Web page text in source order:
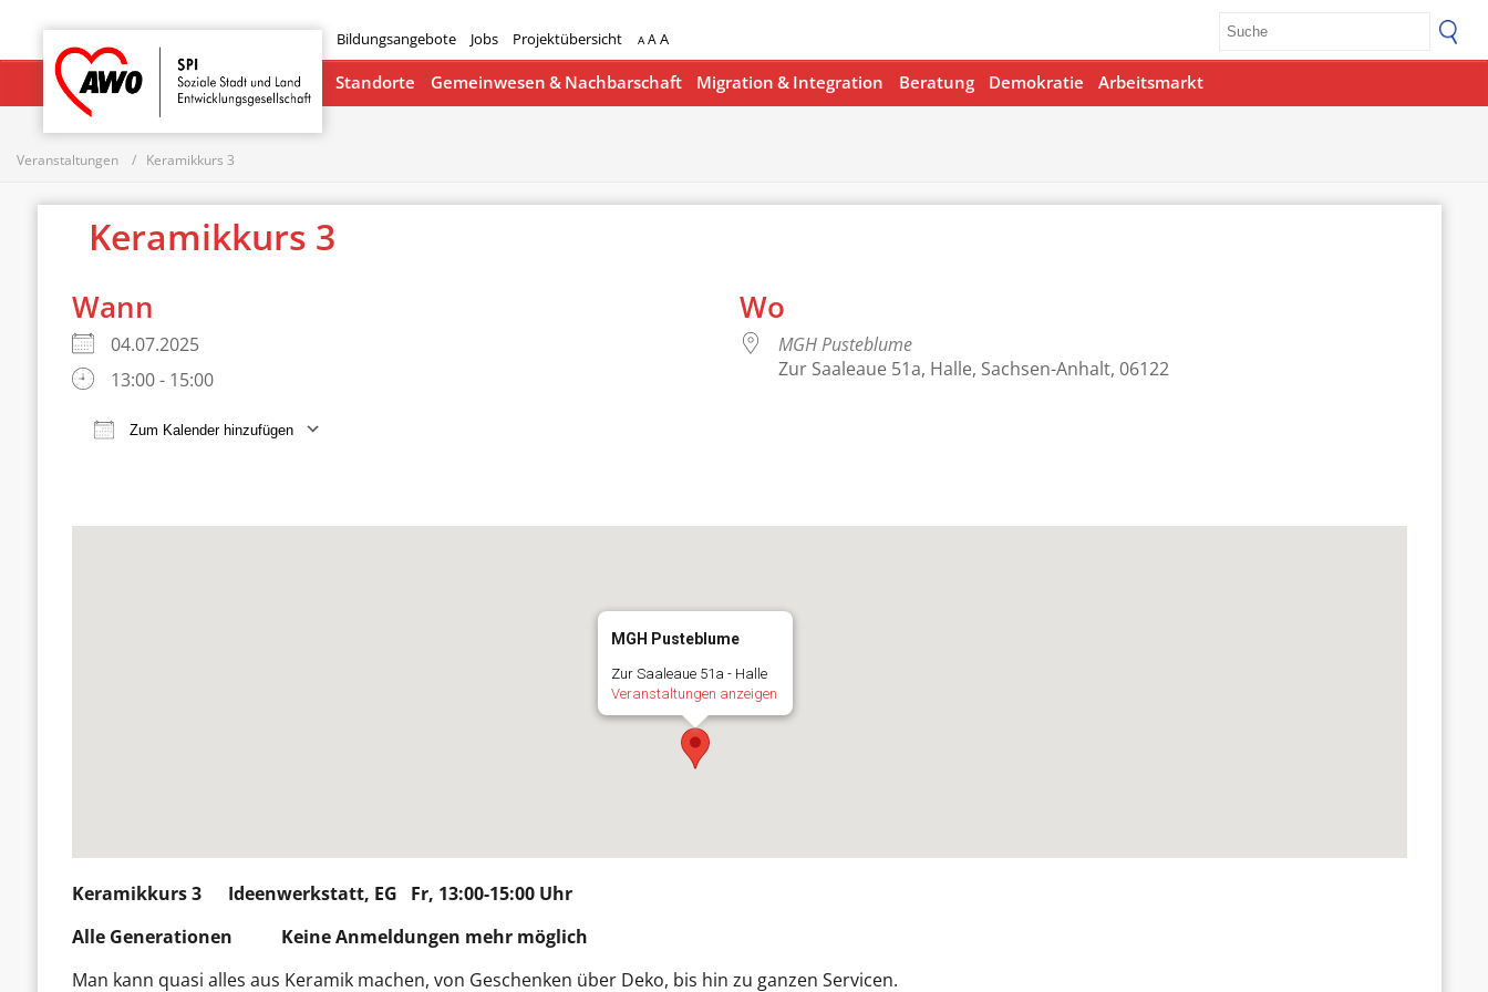
Bildungsangebote Jobs Projektübersicht A AA
Startseite
Standorte Gemeinwesen & Nachbarschaft Migration & Integration Beratung Demokratie Arbeitsmarkt
Veranstaltungen Keramikkurs 3
Keramikkurs 3
Wann
04.07.2025
13:00 - 15:00
Zum Kalender hinzufügen
Wo
MGH Pusteblume
Zur Saaleaue 51a, Halle, Sachsen-Anhalt, 06122
MGH Pusteblume
Zur Saaleaue 51a - Halle
Veranstaltungen anzeigen
Keramikkurs 3
Ideenwerkstatt, EG Fr, 13:00-15:00 Uhr
Alle Generationen Keine Anmeldungen mehr möglich
Man kann quasi alles aus Keramik machen, von Geschenken über Deko, bis hin zu ganzen Servicen.